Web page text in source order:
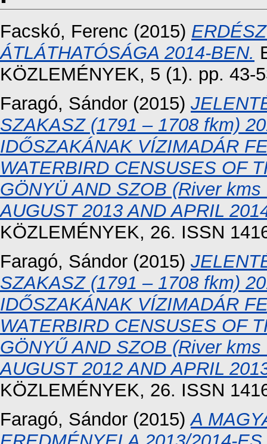
Facskó, Ferenc (2015)
ÁTLÁTHATÓSÁGA 2014-BEN.
KÖZLEMÉNYEK, 5 (1). pp. 43-
Faragó, Sándor (2015)
SZAKASZ (1791 – 1708 fkm)
IDŐSZAKÁNAK VÍZIMADÁR
WATERBIRD CENSUSES OF
GÖNYÜ AND SZOB (River
AUGUST 2013 AND APRIL
KÖZLEMÉNYEK, 26. ISSN
Faragó, Sándor (2015)
SZAKASZ (1791 – 1708 fkm)
IDŐSZAKÁNAK VÍZIMADÁR
WATERBIRD CENSUSES OF
GÖNYŰ AND SZOB (River
AUGUST 2012 AND APRIL
KÖZLEMÉNYEK, 26. ISSN
Faragó, Sándor (2015)A